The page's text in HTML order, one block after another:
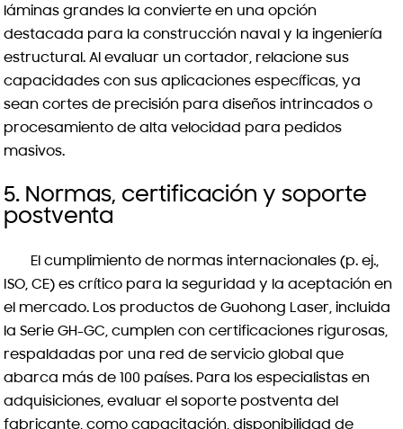
láminas grandes la convierte en una opción
destacada para la construcción naval y la ingeniería
estructural. Al evaluar un cortador, relacione sus
capacidades con sus aplicaciones específicas, ya
sean cortes de precisión para diseños intrincados o
procesamiento de alta velocidad para pedidos
masivos.
5. Normas, certificación y soporte
postventa
El cumplimiento de normas internacionales (p. ej.,
ISO, CE) es crítico para la seguridad y la aceptación en
el mercado. Los productos de Guohong Laser, incluida
la Serie GH-GC, cumplen con certificaciones rigurosas,
respaldadas por una red de servicio global que
abarca más de 100 países. Para los especialistas en
adquisiciones, evaluar el soporte postventa del
fabricante, como capacitación, disponibilidad de